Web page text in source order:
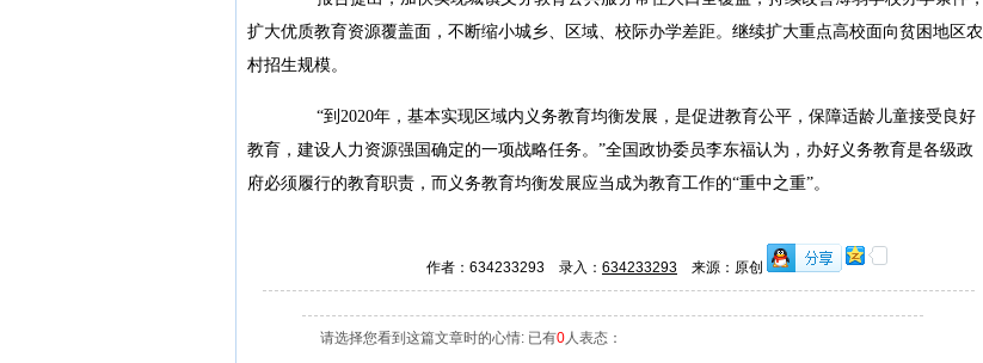
扩大优质教育资源覆盖面，不断缩小城乡、区域、校际办学差距。继续扩大重点高校面向贫困地区农
村招生规模。
“到2020年，基本实现区域内义务教育均衡发展，是促进教育公平，保障适龄儿童接受良好
教育，建设人力资源强国确定的一项战略任务。”全国政协委员李东福认为，办好义务教育是各级政
府必须履行的教育职责，而义务教育均衡发展应当成为教育工作的“重中之重”。
作者：634233293 录入： 634233293 来源：原创
请选择您看到这篇文章时的心情: 已有0人表态：